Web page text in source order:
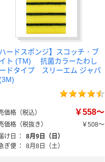
ハードスポンジ】スコッチ・ブ
ト (TM) 抗菌カラーたわし
ドタイプ スリーエム ジャパ
価格（税込） ￥558～
価格（税抜き）
￥508～
け日
：
8月9日（日）
ぎ便 ： 8月8日（土）